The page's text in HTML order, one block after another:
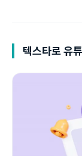
텍스타로 유